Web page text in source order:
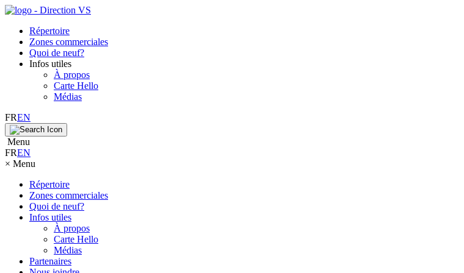
Répertoire
Zones commerciales
Quoi de neuf?
Infos utiles
À propos
Carte Hello
Médias
FREN
Menu
FREN
× Menu
Répertoire
Zones commerciales
Quoi de neuf?
Infos utiles
À propos
Carte Hello
Médias
Partenaires